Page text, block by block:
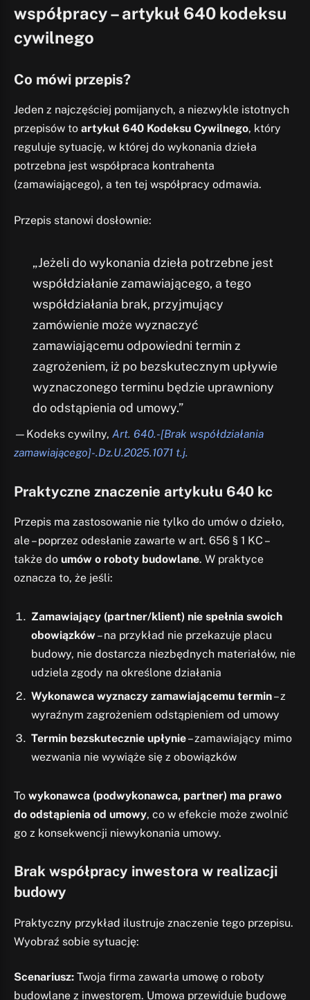
współpracy – artykuł 640 kodeksu
cywilnego
Co mówi przepis?
Jeden z najczęściej pomijanych, a niezwykle istotnych
przepisów to artykuł 640 Kodeksu Cywilnego, który
reguluje sytuację, w której do wykonania dzieła
potrzebna jest współpraca kontrahenta
(zamawiającego), a ten tej współpracy odmawia.
Przepis stanowi dosłownie:
„Jeżeli do wykonania dzieła potrzebne jest
współdziałanie zamawiającego, a tego
współdziałania brak, przyjmujący
zamówienie może wyznaczyć
zamawiającemu odpowiedni termin z
zagrożeniem, iż po bezskutecznym upływie
wyznaczonego terminu będzie uprawniony
do odstąpienia od umowy.”
—Kodeks cywilny, Art. 640.-[Brak współdziałania
zamawiającego]-.Dz.U.2025.1071 t.j.
Praktyczne znaczenie artykułu 640 kc
Przepis ma zastosowanie nie tylko do umów o dzieło,
ale – poprzez odesłanie zawarte w art. 656 § 1 KC –
także do umów o roboty budowlane. W praktyce
oznacza to, że jeśli:
Zamawiający (partner/klient) nie spełnia swoich
obowiązków – na przykład nie przekazuje placu
budowy, nie dostarcza niezbędnych materiałów, nie
udziela zgody na określone działania
Wykonawca wyznaczy zamawiającemu termin– z
wyraźnym zagrożeniem odstąpieniem od umowy
Termin bezskutecznie upłynie– zamawiający mimo
wezwania nie wywiąże się z obowiązków
To wykonawca (podwykonawca, partner) ma prawo
do odstąpienia od umowy, co w efekcie może zwolnić
go z konsekwencji niewykonania umowy.
Brak współpracy inwestora w realizacji
budowy
Praktyczny przykład ilustruje znaczenie tego przepisu.
Wyobraź sobie sytuację:
Scenariusz: Twoja firma zawarła umowę o roboty
budowlane z inwestorem. Umowa przewiduje budowę